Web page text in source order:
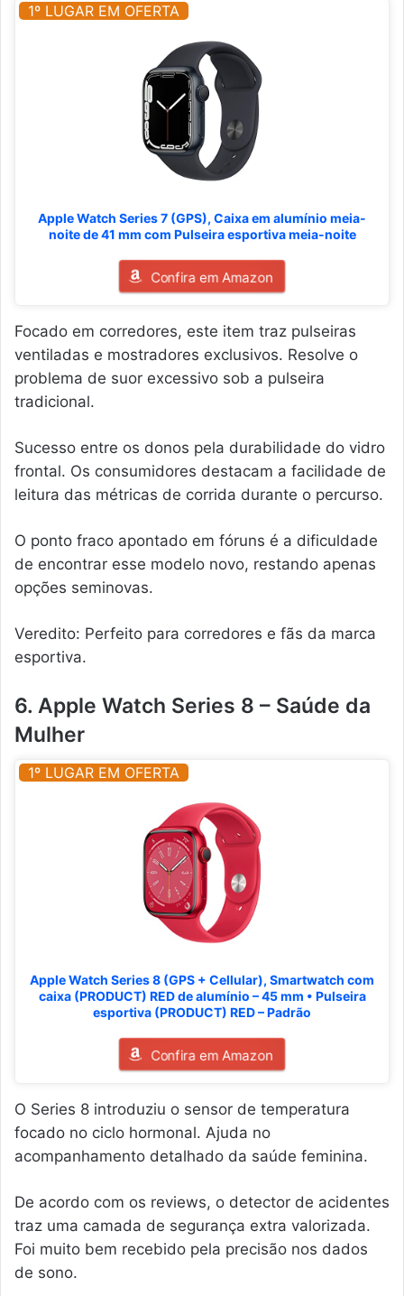
1º LUGAR EM OFERTA
Apple Watch Series 7 (GPS), Caixa em alumínio meia-
noite de 41 mm com Pulseira esportiva meia-noite
Confira em Amazon
Focado em corredores, este item traz pulseiras
ventiladas e mostradores exclusivos. Resolve o
problema de suor excessivo sob a pulseira
tradicional.
Sucesso entre os donos pela durabilidade do vidro
frontal. Os consumidores destacam a facilidade de
leitura das métricas de corrida durante o percurso.
O ponto fraco apontado em fóruns é a dificuldade
de encontrar esse modelo novo, restando apenas
opções seminovas.
Veredito: Perfeito para corredores e fãs da marca
esportiva.
6. Apple Watch Series 8 – Saúde da
Mulher
1º LUGAR EM OFERTA
Apple Watch Series 8 (GPS + Cellular), Smartwatch com
caixa (PRODUCT) RED de alumínio – 45 mm • Pulseira
esportiva (PRODUCT) RED – Padrão
Confira em Amazon
O Series 8 introduziu o sensor de temperatura
focado no ciclo hormonal. Ajuda no
acompanhamento detalhado da saúde feminina.
De acordo com os reviews, o detector de acidentes
traz uma camada de segurança extra valorizada.
Foi muito bem recebido pela precisão nos dados
de sono.